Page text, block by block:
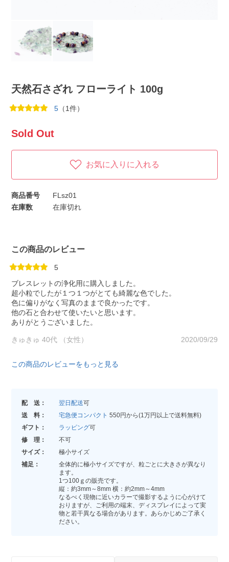
天然石さざれ フローライト 100g
5 （1件）
Sold Out
お気に入りに入れる
商品番号
FLsz01
在庫数
在庫切れ
この商品のレビュー
5
ブレスレットの浄化用に購入しました。
超小粒でしたが１つ１つがとても綺麗な色でした。
色に偏りがなく写真のままで良かったです。
他の石と合わせて使いたいと思います。
ありがとうございました。
きゅきゅ 40代 （女性） 2020/09/29
この商品のレビューをもっと見る
配 送： 翌日配送可
送 料：
宅急便コンパクト 550円から(1万円以上で送料無料)
ギフト：
ラッピング可
修 理：
不可
サイズ：
極小サイズ
補足：
全体的に極小サイズですが、粒ごとに大きさが異なり
ます。
1つ100ｇの販売です。
縦：約3mm～8mm 横：約2mm～4mm
なるべく現物に近いカラーで撮影するように心がけて
おりますが、ご利用の端末、ディスプレイによって実
物と若干異なる場合があります。あらかじめご了承く
ださい。